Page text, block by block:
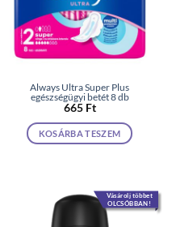
Always Ultra Super Plus
egészségügyi betét 8 db
665 Ft
KOSÁRBA TESZEM
Vásárolj többet
OLCSÓBBAN!